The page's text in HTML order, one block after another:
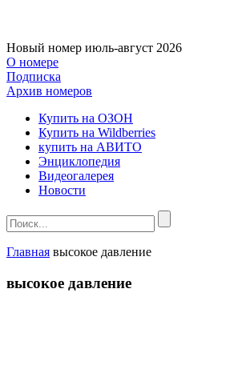
Новый номер июль-август 2026
О номере
Подписка
Архив номеров
Купить на ОЗОН
Купить на Wildberries
купить на АВИТО
Энциклопедия
Видеогалерея
Новости
Главная высокое давление
высокое давление